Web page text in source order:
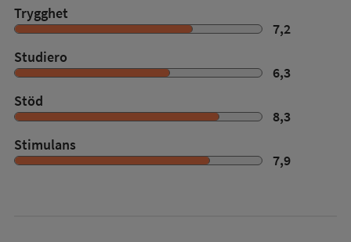
Trygghet
7,2
Studiero
6,3
Stöd
8,3
Stimulans
7,9